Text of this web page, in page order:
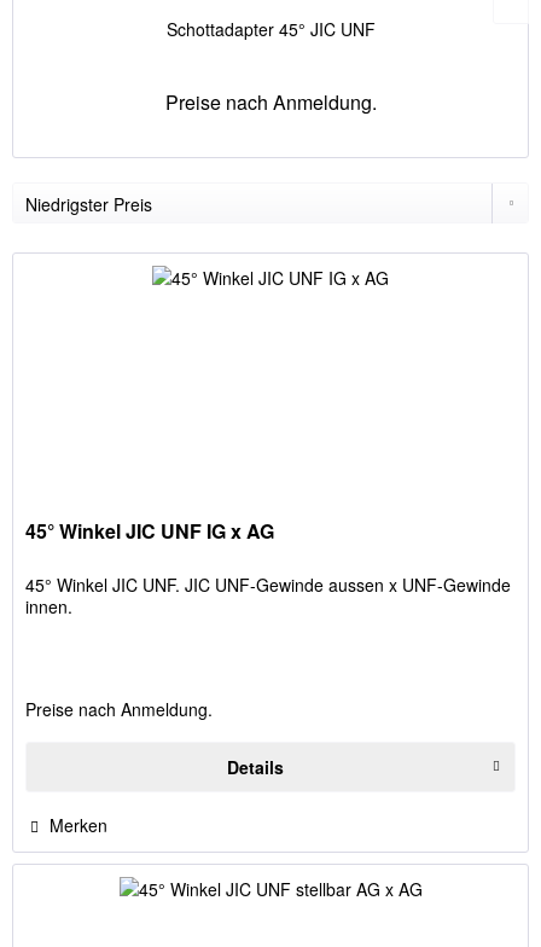
Schottadapter 45° JIC UNF
Preise nach Anmeldung.
45° Winkel JIC UNF IG x AG
45° Winkel JIC UNF. JIC UNF-Gewinde aussen x UNF-Gewinde
innen.
Preise nach Anmeldung.
Details
Merken